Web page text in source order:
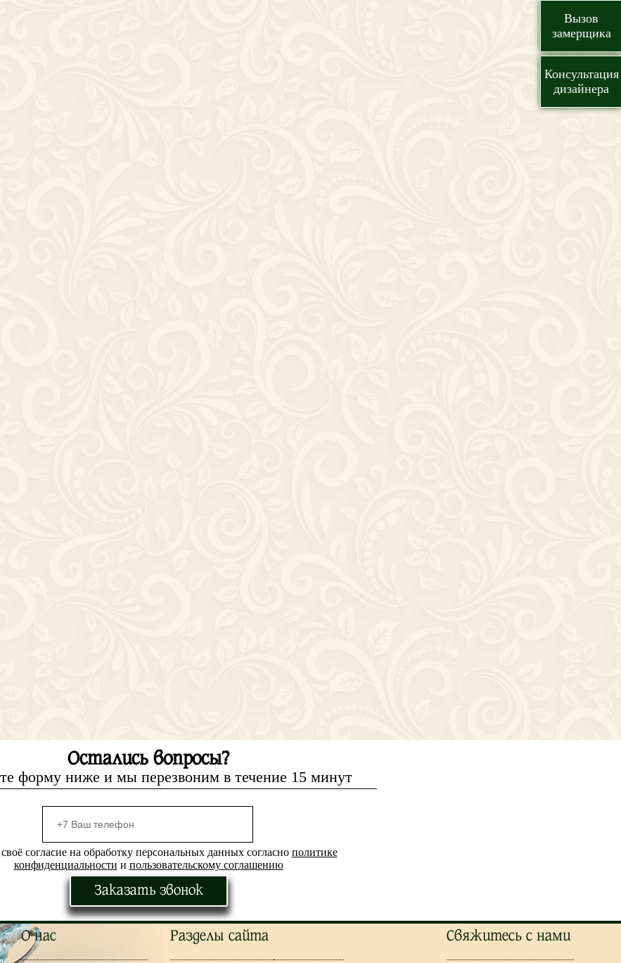
Вызов
замерщика
Консультация
дизайнера
Остались вопросы?
форму ниже и мы перезвоним в течение 15 минут
согласие на обработку персональных данных согласно политике
конфиденциальности и пользовательскому соглашению
Заказать звонок
О нас Разделы сайта Свяжитесь с нами